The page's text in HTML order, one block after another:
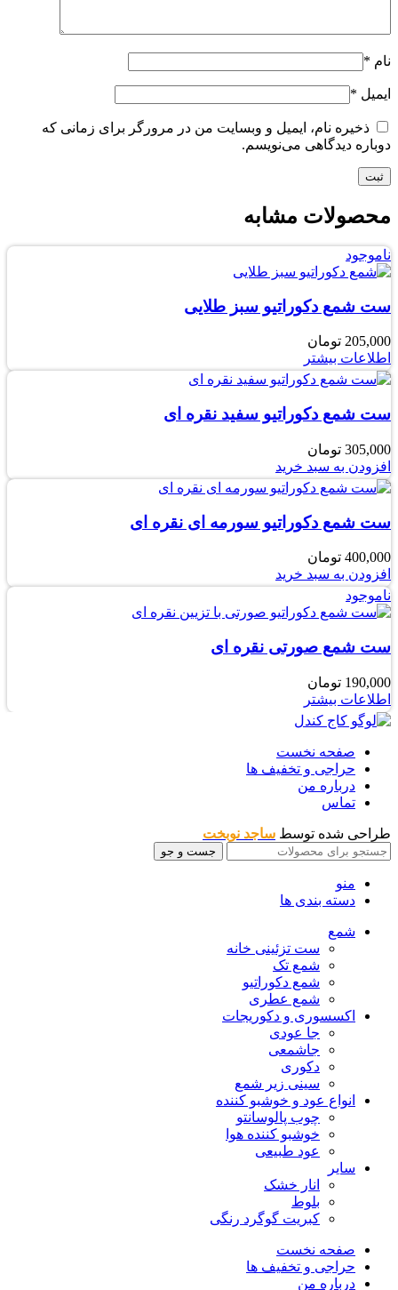
نام *
ایمیل *
ذخیره نام، ایمیل و وبسایت من در مرورگر برای زمانی که
دوباره دیدگاهی می‌نویسم.
محصولات مشابه
ناموجود
ست شمع دکوراتیو سبز طلایی
205,000 تومان
اطلاعات بیشتر
ست شمع دکوراتیو سفید نقره ای
305,000 تومان
افزودن به سبد خرید
ست شمع دکوراتیو سورمه ای نقره ای
400,000 تومان
افزودن به سبد خرید
ناموجود
ست شمع صورتی نقره ای
190,000 تومان
اطلاعات بیشتر
صفحه نخست
حراجی و تخفیف ها
درباره من
تماس
طراحی شده توسط ساجد نوبخت
جست و جو
منو
دسته بندی ها
شمع
ست تزئینی خانه
شمع تک
شمع دکوراتیو
شمع عطری
اکسسوری و دکوریجات
جا عودی
جاشمعی
دکوری
سینی زیر شمع
انواع عود و خوشبو کننده
چوب پالوسانتو
خوشبو کننده هوا
عود طبیعی
سایر
انار خشک
بلوط
کبریت گوگرد رنگی
صفحه نخست
حراجی و تخفیف ها
درباره من